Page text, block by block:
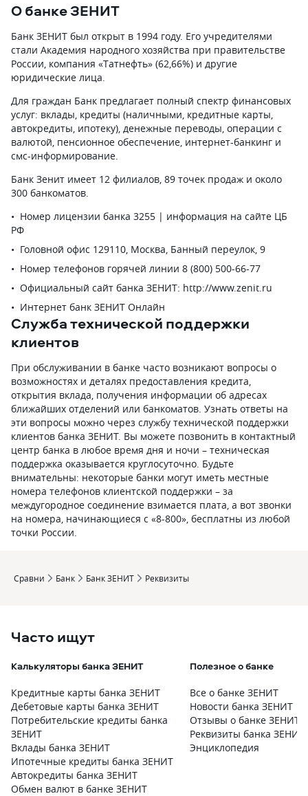
О банке ЗЕНИТ
Банк ЗЕНИТ был открыт в 1994 году. Его учредителями
стали Академия народного хозяйства при правительстве
России, компания «Татнефть» (62,66%) и другие
юридические лица.
Для граждан Банк предлагает полный спектр финансовых
услуг: вклады, кредиты (наличными, кредитные карты,
автокредиты, ипотеку), денежные переводы, операции с
валютой, пенсионное обеспечение, интернет-банкинг и
смс-информирование.
Банк Зенит имеет 12 филиалов, 89 точек продаж и около
300 банкоматов.
Номер лицензии банка 3255 | информация на сайте ЦБ
РФ
Головной офис 129110, Москва, Банный переулок, 9
Номер телефонов горячей линии 8 (800) 500-66-77
Официальный сайт банка ЗЕНИТ: http://www.zenit.ru
Интернет банк ЗЕНИТ Онлайн
Служба технической поддержки
клиентов
При обслуживании в банке часто возникают вопросы о
возможностях и деталях предоставления кредита,
открытия вклада, получения информации об адресах
ближайших отделений или банкоматов. Узнать ответы на
эти вопросы можно через службу технической поддержки
клиентов банка ЗЕНИТ. Вы можете позвонить в контактный
центр банка в любое время дня и ночи – техническая
поддержка оказывается круглосуточно. Будьте
внимательны: некоторые банки могут иметь местные
номера телефонов клиентской поддержки – за
междугородное соединение взимается плата, а вот звонки
на номера, начинающиеся с «8-800», бесплатны из любой
точки России.
Сравни Банк Банк ЗЕНИТ Реквизиты
Часто ищут
Калькуляторы банка ЗЕНИТ
Кредитные карты банка ЗЕНИТ
Дебетовые карты банка ЗЕНИТ
Потребительские кредиты банка
ЗЕНИТ
Вклады банка ЗЕНИТ
Ипотечные кредиты банка ЗЕНИТ
Автокредиты банка ЗЕНИТ
Обмен валют в банке ЗЕНИТ
Полезное о банке
Все о банке ЗЕНИТ
Новости банка ЗЕНИТ
Отзывы о банке ЗЕНИТ
Реквизиты банка ЗЕНИТ
Энциклопедия